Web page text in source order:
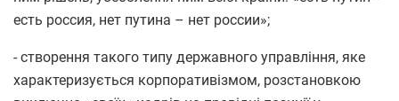
есть россия, нет путина – нет россии»;
- створення такого типу державного управління, яке
характеризується корпоративізмом, розстановкою